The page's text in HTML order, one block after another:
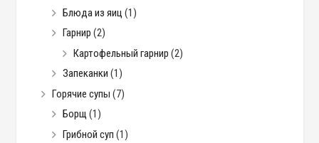
Блюда из яиц (1)
Гарнир (2)
Картофельный гарнир (2)
Запеканки (1)
Горячие супы (7)
Борщ (1)
Грибной суп (1)